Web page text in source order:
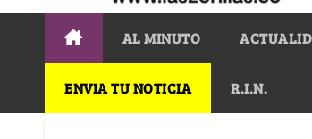
AL MINUTO
ENVIA TU NOTICIA R.I.N.